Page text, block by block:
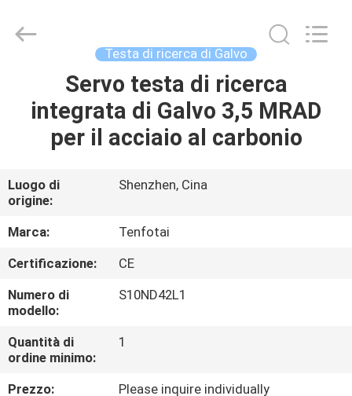
PRODOTTI
CIRCA
NOI
GIRO
DELLA
FABBRICA
CONTROLLO
Gainlaser
Laser
Testa di ricerca di Galvo
Servo testa di ricerca
integrata di Galvo 3,5 MRAD
per il acciaio al carbonio
Luogo di
origine:
Shenzhen, Cina
Marca:
Tenfotai
Certificazione:
CE
Numero di
modello:
S10ND42L1
Quantità di
ordine minimo:
1
Prezzo:
Please inquire individually